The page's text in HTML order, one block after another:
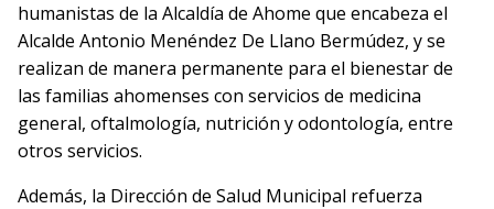
humanistas de la Alcaldía de Ahome que encabeza el
Alcalde Antonio Menéndez De Llano Bermúdez, y se
realizan de manera permanente para el bienestar de
las familias ahomenses con servicios de medicina
general, oftalmología, nutrición y odontología, entre
otros servicios.
Además, la Dirección de Salud Municipal refuerza